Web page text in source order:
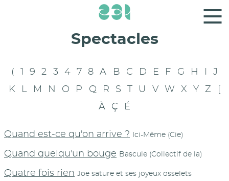
Panneau de gestion des cookies
Spectacles
( 9 2 3 4 7 8 A B C D E F G H
J
K
L M N O P Q R S U V W X Y Z
À
Ç É
Quand est-ce qu'on arrive ? Ici-Même (Cie)
Quand quelqu'un bouge Bascule (Collectif de la)
Quatre fois rien Joe sature et ses joyeux osselets